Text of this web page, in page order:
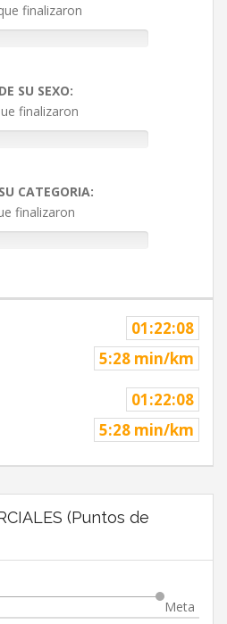
finalizaron
SU SEXO:
finalizaron
CATEGORIA:
finalizaron
01:22:08
5:28 min/km
01:22:08
5:28 min/km
(Puntos de
Meta